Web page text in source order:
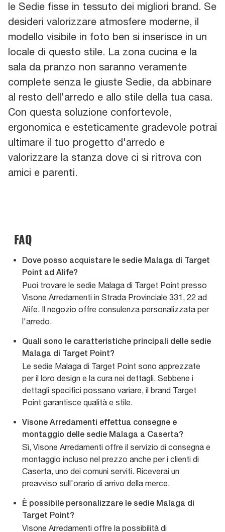
le Sedie fisse in tessuto dei migliori brand. Se
desideri valorizzare atmosfere moderne, il
modello visibile in foto ben si inserisce in un
locale di questo stile. La zona cucina e la
sala da pranzo non saranno veramente
complete senza le giuste Sedie, da abbinare
al resto dell'arredo e allo stile della tua casa.
Con questa soluzione confortevole,
ergonomica e esteticamente gradevole potrai
ultimare il tuo progetto d'arredo e
valorizzare la stanza dove ci si ritrova con
amici e parenti.
FAQ
Dove posso acquistare le sedie Malaga di Target
Point ad Alife?
Puoi trovare le sedie Malaga di Target Point presso
Visone Arredamenti in Strada Provinciale 331, 22 ad
Alife. Il negozio offre consulenza personalizzata per
l'arredo.
Quali sono le caratteristiche principali delle sedie
Malaga di Target Point?
Le sedie Malaga di Target Point sono apprezzate
per il loro design e la cura nei dettagli. Sebbene i
dettagli specifici possano variare, il brand Target
Point garantisce qualità e stile.
Visone Arredamenti effettua consegne e
montaggio delle sedie Malaga a Caserta?
Sì, Visone Arredamenti offre il servizio di consegna e
montaggio incluso nel prezzo anche per i clienti di
Caserta, uno dei comuni serviti. Riceverai un
preavviso sull'orario di arrivo della merce.
È possibile personalizzare le sedie Malaga di
Target Point?
Visone Arredamenti offre la possibilità di